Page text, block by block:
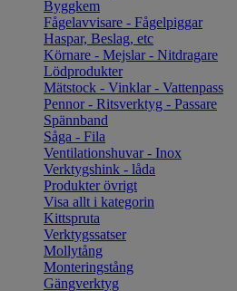
Byggkem
Fågelavvisare - Fågelpiggar
Haspar, Beslag, etc
Körnare - Mejslar - Nitdragare
Lödprodukter
Mätstock - Vinklar - Vattenpass
Pennor - Ritsverktyg - Passare
Spännband
Såga - Fila
Ventilationshuvar - Inox
Verktygshink - låda
Produkter övrigt
Visa allt i kategorin
Kittspruta
Verktygssatser
Mollytång
Monteringstång
Gängverktyg